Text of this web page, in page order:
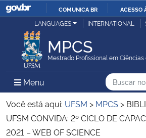
IR
COMUNICA BR ACESSO
Ministério da Justiça e Segurança Pública
Ministério da Defesa
Ministério das Relações Exteriores
Ministério da Economia
LANGUAGES INTERNATIONAL
MPCS
Mestrado Profissional em Ciências
Menu Menu Principal do Sítio
Busca
Busca:
Você está aqui: UFSM > MPCS >
UFSM CONVIDA: 2º CICLO DE
2021 – WEB OF SCIENCE